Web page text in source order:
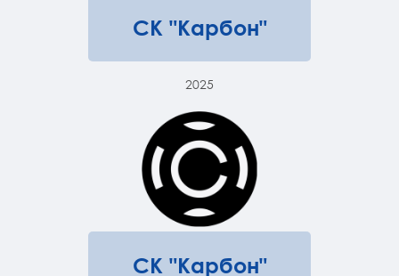
СК "Карбон"
2025
СК "Карбон"